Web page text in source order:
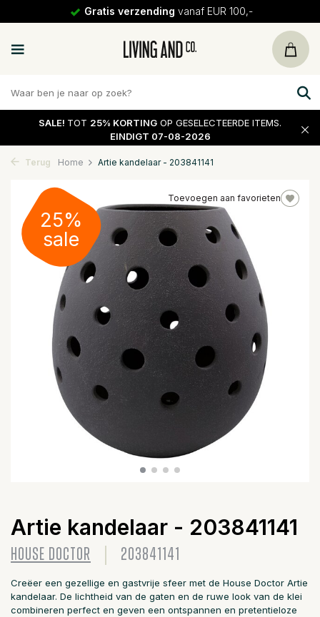
Gratis verzending vanaf EUR 100,-
SALE! TOT 25% KORTING OP GESELECTEERDE ITEMS.
EINDIGT 07-08-2026
Terug Home Artie kandelaar - 203841141
Toevoegen aan favorieten
25%
sale
Artie kandelaar - 203841141
HOUSE DOCTOR 203841141
Creëer een gezellige en gastvrije sfeer met de House Doctor Artie
kandelaar. De lichtheid van de gaten en de ruwe look van de klei
combineren perfect en geven een ontspannen en pretentieloze